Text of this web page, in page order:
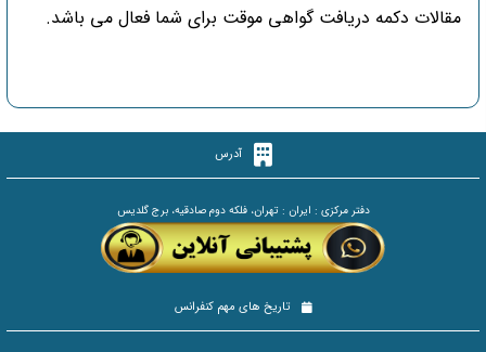
مقالات دکمه دریافت گواهی موقت برای شما فعال می باشد.
آدرس
دفتر مرکزی : ایران : تهران، فلکه دوم صادقیه، برج گلدیس
تاریخ های مهم کنفرانس